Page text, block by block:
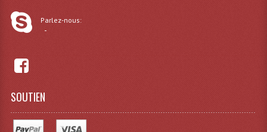
Parlez-nous:
-
SOUTIEN